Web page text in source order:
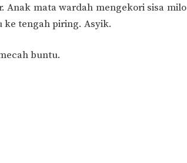
Anak mata wardah mengekori sisa milo
tengah piring. Asyik.
buntu.